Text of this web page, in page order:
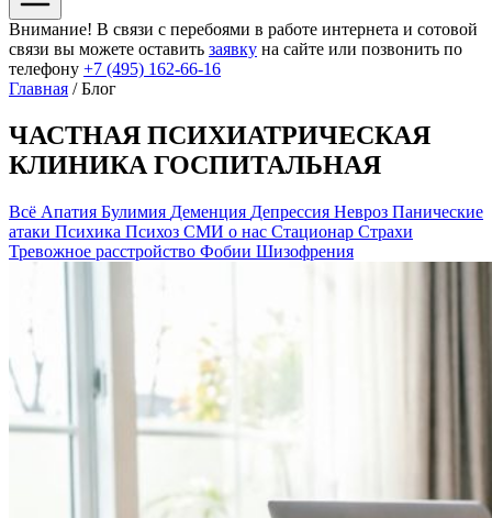
Внимание! В связи с перебоями в работе интернета и сотовой
связи вы можете оставить заявку на сайте или позвонить по
телефону +7 (495) 162-66-16
Главная /Блог
ЧАСТНАЯ ПСИХИАТРИЧЕСКАЯ
КЛИНИКА ГОСПИТАЛЬНАЯ
Всё Апатия Булимия Деменция Депрессия Невроз Панические
атаки Психика Психоз СМИ о нас Стационар Страхи
Тревожное расстройство Фобии Шизофрения